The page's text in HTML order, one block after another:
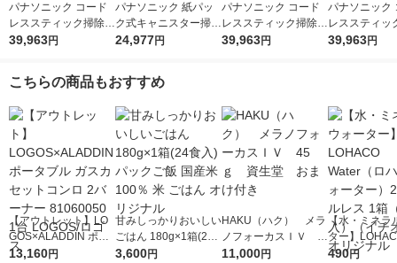
パナソニック コード
レススティック掃除機
MC-PB61J-A 1台
39,963円
パナソニック 紙パッ
ク式キャニスター掃除
機 MC-PJ25G-C 1台
24,977円
パナソニック コード
レススティック掃除機
MC-SB35K-C 1台
39,963円
パナソニック
レススティッ
MC-SB35K-A
39,963円
こちらの商品もおすすめ
【アウトレット】LO
GOS×ALADDIN ポー
タブル ガスカセット
13,160円
甘みしっかりおいしい
ごはん 180g×1箱(24
食入) パックご飯 国産
3,600円
HAKU（ハク） メラ
ノフォーカスＩＶ 4
5ｇ 資生堂 おまけ
11,000円
【水・ミネラ
ター】
r（ロハコウ
490円